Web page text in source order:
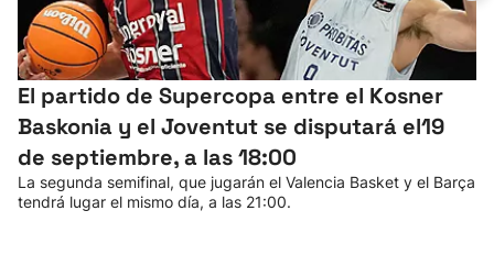
El partido de Supercopa entre el Kosner
Baskonia y el Joventut se disputará el19
de septiembre, a las 18:00
La segunda semifinal, que jugarán el Valencia Basket y el Barça
tendrá lugar el mismo día, a las 21:00.